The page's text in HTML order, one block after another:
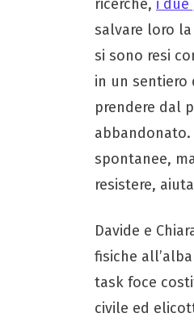
ricerche, i due
salvare loro
si sono resi
in un sentiero
prendere dal
spontanee,
resistere,
Davide e
fisiche
task foce
civile ed